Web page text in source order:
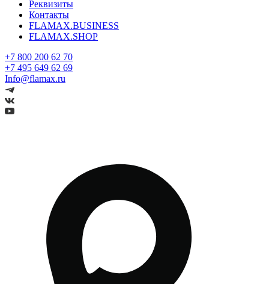
Реквизиты
Контакты
FLAMAX.BUSINESS
FLAMAX.SHOP
+7 800 200 62 70
+7 495 649 62 69
Info@flamax.ru